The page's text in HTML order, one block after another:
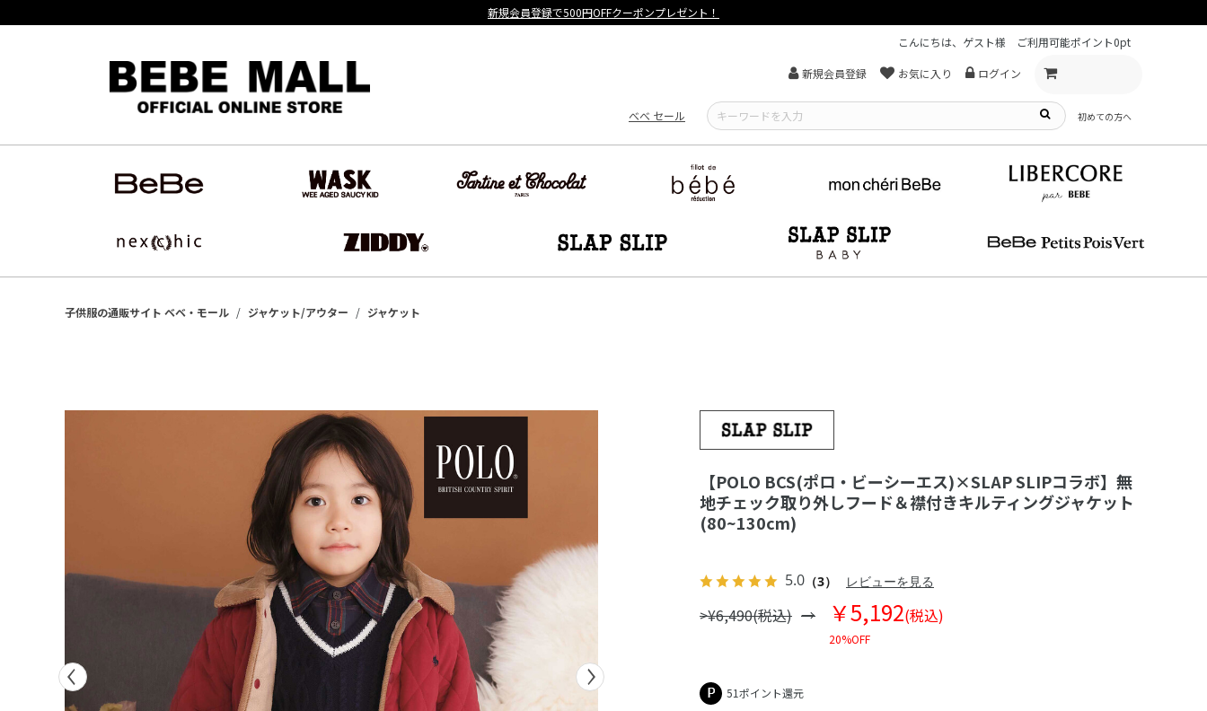
【重要】熊本地震による遅延可能性について
こんにちは、ゲスト様
ご利用可能ポイント0pt
新規会員登録 お気に入り ログイン
べべ セール 初めての方へ
子供服の通販サイト ベベ・モール ジャケット/アウター ジャケット
【POLO BCS(ポロ・ビーシーエス)×SLAP SLIPコラボ】無
地チェック取り外しフード＆襟付きキルティングジャケット
(80~130cm)
5.0 （3） レビューを見る
>¥6,490(税込) ￥5,192(税込)
20%OFF
51ポイント還元